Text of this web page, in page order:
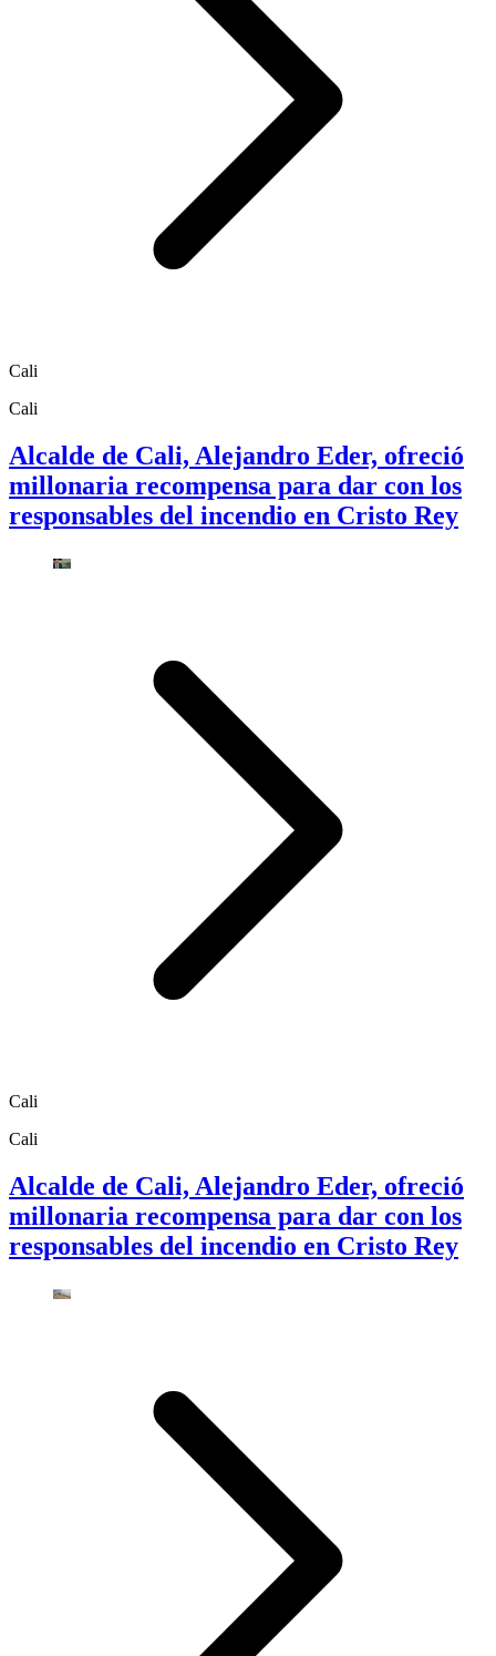
Cali
Cali
Alcalde de Cali, Alejandro Eder, ofreció
millonaria recompensa para dar con los
responsables del incendio en Cristo Rey
Cali
Cali
Alcalde de Cali, Alejandro Eder, ofreció
millonaria recompensa para dar con los
responsables del incendio en Cristo Rey